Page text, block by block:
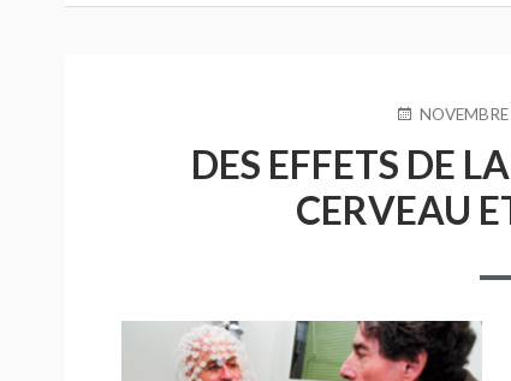
PUBLIÉ
DES EFFETS DE
CERVEAU